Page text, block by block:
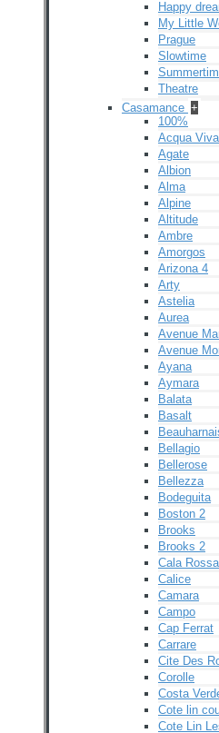
Happy
My Little
Prague
Slowtime
Theatre
Casamance +
100%
Acqua
Agate
Albion
Alma
Alpine
Altitude
Ambre
Amorgos
Arizona 4
Arty
Astelia
Aurea
Avenue
Avenue
Ayana
Aymara
Balata
Basalt
Bellagio
Bellerose
Bellezza
Bodeguita
Boston 2
Brooks
Brooks 2
Cala Rossa
Calice
Camara
Campo
Cap Ferrat
Carrare
Cite Des
Corolle
Costa
Cote lin
Cote Lin